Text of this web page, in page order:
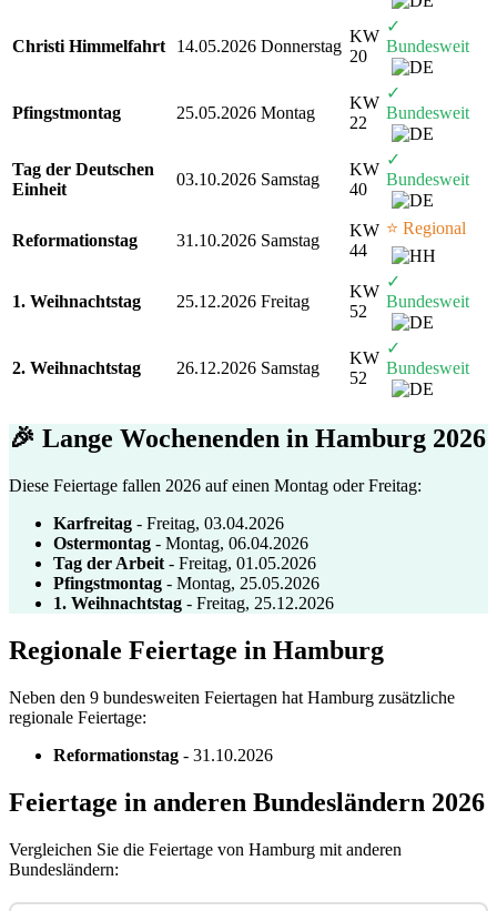
Christi Himmelfahrt 14.05.2026 Donnerstag
KW
20
✓
Bundesweit
Pfingstmontag 25.05.2026 Montag
KW
22
✓
Bundesweit
Tag der Deutschen
Einheit
03.10.2026 Samstag
KW
40
✓
Bundesweit
Reformationstag 31.10.2026 Samstag
KW
44
⭐ Regional
1. Weihnachtstag 25.12.2026 Freitag
KW
52
✓
Bundesweit
2. Weihnachtstag 26.12.2026 Samstag
KW
52
✓
Bundesweit
🎉 Lange Wochenenden in Hamburg 2026
Diese Feiertage fallen 2026 auf einen Montag oder Freitag:
Karfreitag - Freitag, 03.04.2026
Ostermontag - Montag, 06.04.2026
Tag der Arbeit - Freitag, 01.05.2026
Pfingstmontag - Montag, 25.05.2026
1. Weihnachtstag - Freitag, 25.12.2026
Regionale Feiertage in Hamburg
Neben den 9 bundesweiten Feiertagen hat Hamburg zusätzliche
regionale Feiertage:
Reformationstag - 31.10.2026
Feiertage in anderen Bundesländern 2026
Vergleichen Sie die Feiertage von Hamburg mit anderen
Bundesländern: